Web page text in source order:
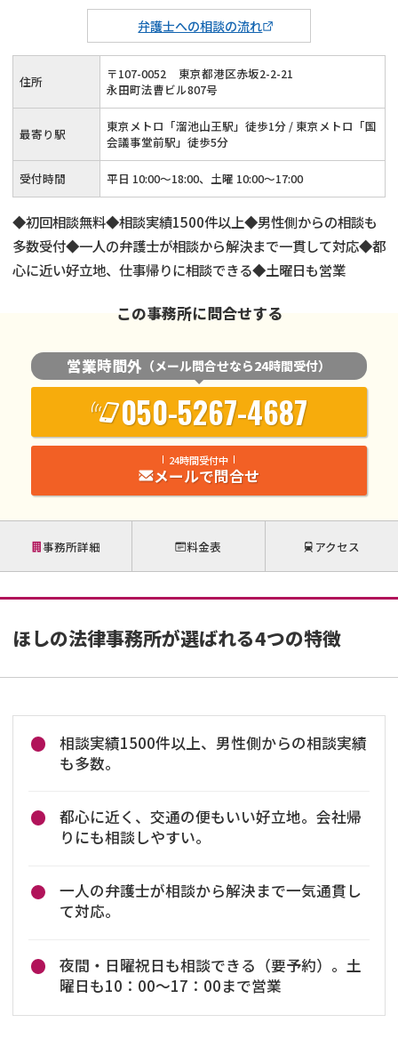
弁護士への相談の流れ
住所 〒107-0052
東京都港区赤坂2-2-21
永田町法曹ビル807号
最寄り駅
東京メトロ「溜池山王駅」徒歩1分 / 東京メトロ「国
会議事堂前駅」徒歩5分
受付時間 平日 10:00～18:00、土曜 10:00～17:00
◆初回相談無料◆相談実績1500件以上◆男性側からの相談も
多数受付◆一人の弁護士が相談から解決まで一貫して対応◆都
心に近い好立地、仕事帰りに相談できる◆土曜日も営業
この事務所に問合せする
営業時間外 （メール問合せなら24時間受付）
050-5267-4687
24時間受付中
メールで問合せ
事務所詳細 料金表 アクセス
ほしの法律事務所が選ばれる4つの特徴
相談実績1500件以上、男性側からの相談実績
も多数。
都心に近く、交通の便もいい好立地。会社帰
りにも相談しやすい。
一人の弁護士が相談から解決まで一気通貫し
て対応。
夜間・日曜祝日も相談できる（要予約）。土
曜日も10：00～17：00まで営業